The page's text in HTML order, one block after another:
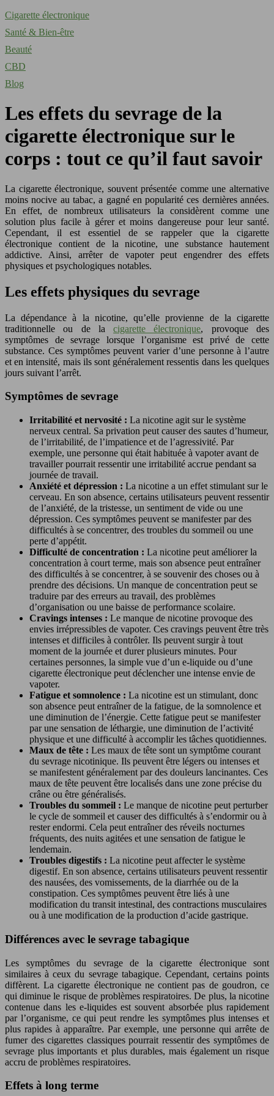
Cigarette électronique
Santé & Bien-être
Beauté
CBD
Blog
Les effets du sevrage de la
cigarette électronique sur le
corps : tout ce qu’il faut savoir
La cigarette électronique, souvent présentée comme une alternative
moins nocive au tabac, a gagné en popularité ces dernières années.
En effet, de nombreux utilisateurs la considèrent comme une
solution plus facile à gérer et moins dangereuse pour leur santé.
Cependant, il est essentiel de se rappeler que la cigarette
électronique contient de la nicotine, une substance hautement
addictive. Ainsi, arrêter de vapoter peut engendrer des effets
physiques et psychologiques notables.
Les effets physiques du sevrage
La dépendance à la nicotine, qu’elle provienne de la cigarette
traditionnelle ou de lacigarette électronique, provoque des
symptômes de sevrage lorsque l’organisme est privé de cette
substance. Ces symptômes peuvent varier d’une personne à l’autre
et en intensité, mais ils sont généralement ressentis dans les quelques
jours suivant l’arrêt.
Symptômes de sevrage
Irritabilité et nervosité : La nicotine agit sur le système
nerveux central. Sa privation peut causer des sautes d’humeur,
de l’irritabilité, de l’impatience et de l’agressivité. Par
exemple, une personne qui était habituée à vapoter avant de
travailler pourrait ressentir une irritabilité accrue pendant sa
journée de travail.
Anxiété et dépression : La nicotine a un effet stimulant sur le
cerveau. En son absence, certains utilisateurs peuvent ressentir
de l’anxiété, de la tristesse, un sentiment de vide ou une
dépression. Ces symptômes peuvent se manifester par des
difficultés à se concentrer, des troubles du sommeil ou une
perte d’appétit.
Difficulté de concentration : La nicotine peut améliorer la
concentration à court terme, mais son absence peut entraîner
des difficultés à se concentrer, à se souvenir des choses ou à
prendre des décisions. Un manque de concentration peut se
traduire par des erreurs au travail, des problèmes
d’organisation ou une baisse de performance scolaire.
Cravings intenses : Le manque de nicotine provoque des
envies irrépressibles de vapoter. Ces cravings peuvent être très
intenses et difficiles à contrôler. Ils peuvent surgir à tout
moment de la journée et durer plusieurs minutes. Pour
certaines personnes, la simple vue d’un e-liquide ou d’une
cigarette électronique peut déclencher une intense envie de
vapoter.
Fatigue et somnolence : La nicotine est un stimulant, donc
son absence peut entraîner de la fatigue, de la somnolence et
une diminution de l’énergie. Cette fatigue peut se manifester
par une sensation de léthargie, une diminution de l’activité
physique et une difficulté à accomplir les tâches quotidiennes.
Maux de tête : Les maux de tête sont un symptôme courant
du sevrage nicotinique. Ils peuvent être légers ou intenses et
se manifestent généralement par des douleurs lancinantes. Ces
maux de tête peuvent être localisés dans une zone précise du
crâne ou être généralisés.
Troubles du sommeil : Le manque de nicotine peut perturber
le cycle de sommeil et causer des difficultés à s’endormir ou à
rester endormi. Cela peut entraîner des réveils nocturnes
fréquents, des nuits agitées et une sensation de fatigue le
lendemain.
Troubles digestifs : La nicotine peut affecter le système
digestif. En son absence, certains utilisateurs peuvent ressentir
des nausées, des vomissements, de la diarrhée ou de la
constipation. Ces symptômes peuvent être liés à une
modification du transit intestinal, des contractions musculaires
ou à une modification de la production d’acide gastrique.
Différences avec le sevrage tabagique
Les symptômes du sevrage de la cigarette électronique sont
similaires à ceux du sevrage tabagique. Cependant, certains points
diffèrent. La cigarette électronique ne contient pas de goudron, ce
qui diminue le risque de problèmes respiratoires. De plus, la nicotine
contenue dans les e-liquides est souvent absorbée plus rapidement
par l’organisme, ce qui peut rendre les symptômes plus intenses et
plus rapides à apparaître. Par exemple, une personne qui arrête de
fumer des cigarettes classiques pourrait ressentir des symptômes de
sevrage plus importants et plus durables, mais également un risque
accru de problèmes respiratoires.
Effets à long terme